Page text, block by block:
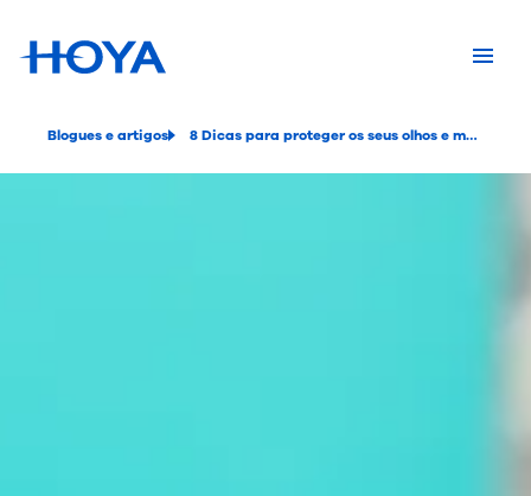
Blogues e artigos 8 Dicas para proteger os seus olhos e mantê-los saudáveis